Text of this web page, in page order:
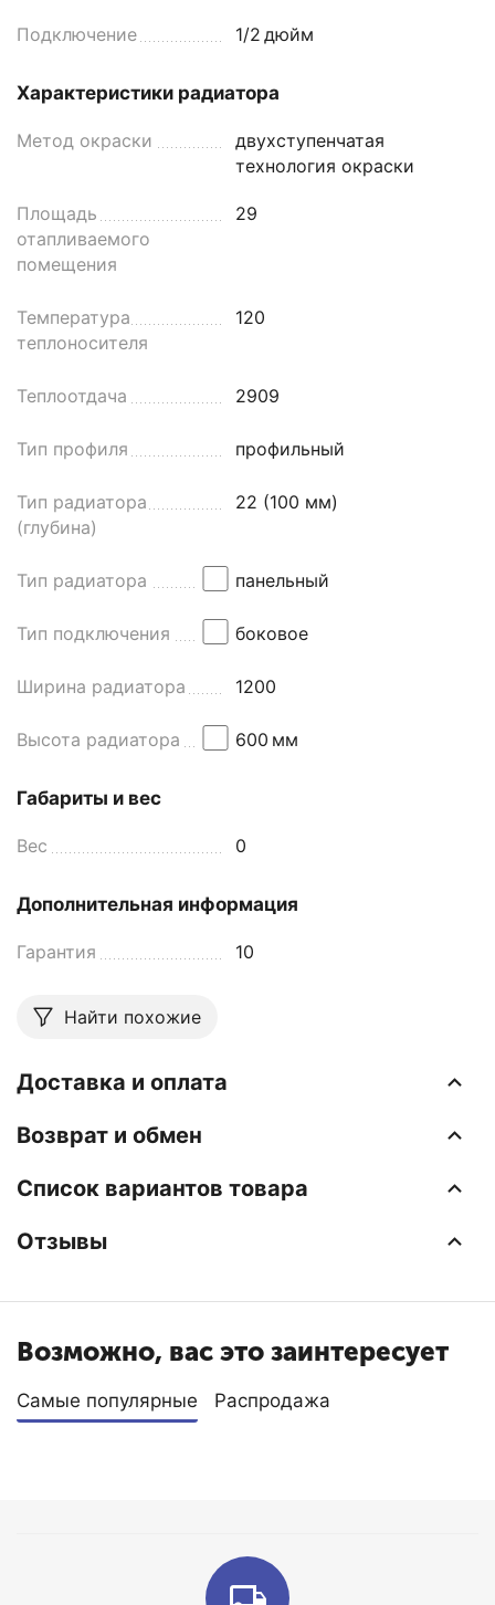
Подключение 1/2 дюйм
Характеристики радиатора
Метод окраски
двухступенчатая
технология окраски
Площадь
отапливаемого
помещения
29
Температура
теплоносителя
120
Теплоотдача 2909
Тип профиля профильный
Тип радиатора
(глубина)
22 (100 мм)
Тип радиатора панельный
Тип подключения боковое
Ширина радиатора 1200
Высота радиатора 600 мм
Габариты и вес
Вес 0
Дополнительная информация
Гарантия 10
Найти похожие
Доставка и оплата
Возврат и обмен
Список вариантов товара
Отзывы
Возможно, вас это заинтересует
Самые популярные Распродажа